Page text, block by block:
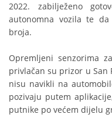
2022. zabilježeno
autonomna vozila te
broja.
Opremljeni senzorima
privlačan su prizor u San
nisu navikli na
pozivaju putem
putnike po većem dijelu